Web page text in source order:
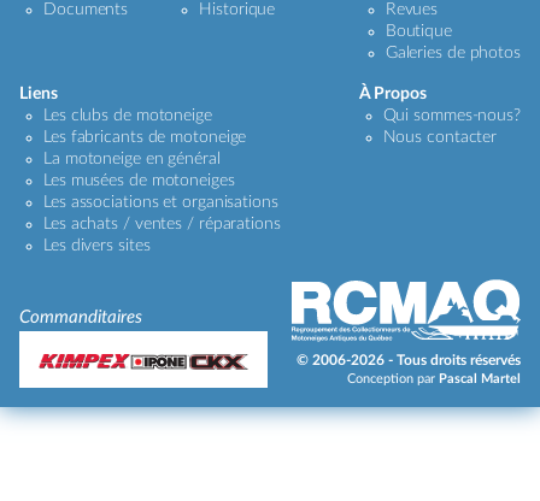
Documents
Historique
Revues
Boutique
Galeries de photos
Liens
Les clubs de motoneige
Les fabricants de motoneige
La motoneige en général
Les musées de motoneiges
Les associations et organisations
Les achats / ventes / réparations
Les divers sites
À Propos
Qui sommes-nous?
Nous contacter
Commanditaires
© 2006-2026 - Tous droits réservés
Conception par Pascal Martel